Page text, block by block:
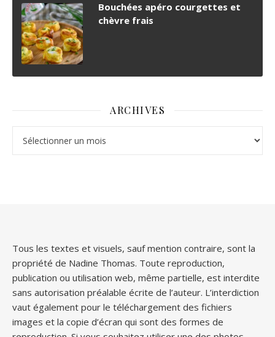
Bouchées apéro courgettes et
chèvre frais
ARCHIVES
Tous les textes et visuels, sauf mention contraire, sont la
propriété de Nadine Thomas. Toute reproduction,
publication ou utilisation web, même partielle, est interdite
sans autorisation préalable écrite de l’auteur. L’interdiction
vaut également pour le téléchargement des fichiers
images et la copie d’écran qui sont des formes de